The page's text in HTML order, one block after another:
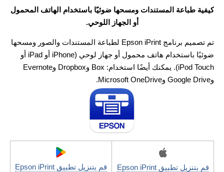
كيفية طباعة المستندات ومسحها ضوئيًا باستخدام الهاتف المحمول
أو الجهاز اللوحي.
تم تصميم برنامج Epson iPrint لطباعة المستندات والصور ومسحها
ضوئيًا باستخدام هاتف محمول أو جهاز لوحي (iPhone أو iPad أو
iPod Touch). يمكنك أيضًا استخدام: Box وDropbox وEvernote
وGoogle Drive وMicrosoft OneDrive.
قم بتنزيل تطبيق Epson iPrint
قم بتنزيل تطبيق Epson iPrint